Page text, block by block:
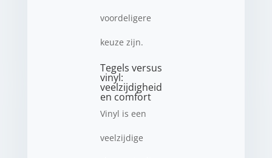
voordeligere
keuze zijn.
Tegels versus
vinyl:
veelzijdigheid
en comfort
Vinyl is een
veelzijdige